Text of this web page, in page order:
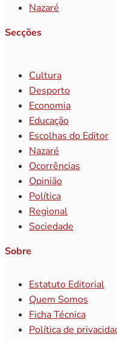
Nazaré
Secções
Cultura
Desporto
Economia
Educação
Escolhas do Editor
Nazaré
Ocorrências
Opinião
Política
Regional
Sociedade
Sobre
Estatuto Editorial
Quem Somos
Ficha Técnica
Política de